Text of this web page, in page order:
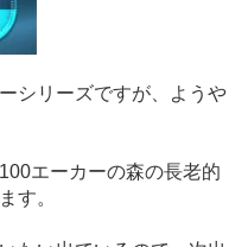
シリーズですが、ようや
エーカーの森の長老的
す。